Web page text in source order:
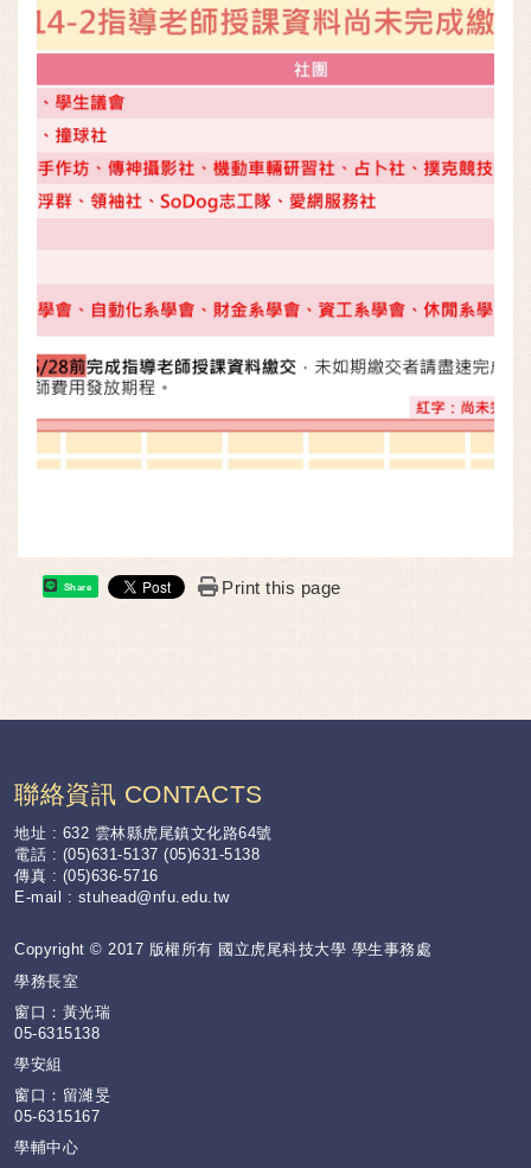
Share Print this page
:::
聯絡資訊 CONTACTS
地址 : 632 雲林縣虎尾鎮文化路64號
電話 : (05)631-5137 (05)631-5138
傳真 : (05)636-5716
E-mail : stuhead@nfu.edu.tw
Copyright © 2017 版權所有 國立虎尾科技大學 學生事務處
學務長室
窗口：黃光瑞
05-6315138
學安組
窗口：留濰旻
05-6315167
學輔中心